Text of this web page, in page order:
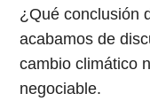
¿Qué conclusión
acabamos de
cambio climático
negociable.